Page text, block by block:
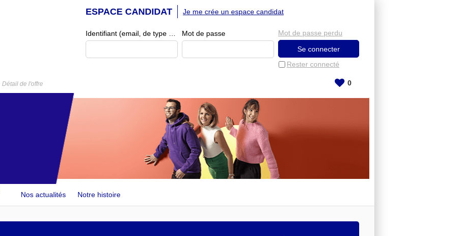
ESPACE CANDIDAT
Mot de passe
Rester connecté
Mot de passe perdu
Je me crée un espace candidat
Détail de l'offre 0
Nos actualités Notre histoire